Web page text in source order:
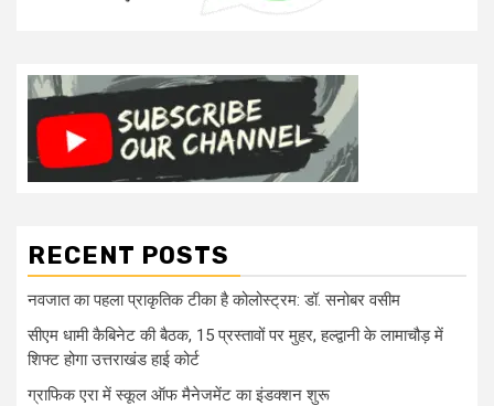
RECENT POSTS
नवजात का पहला प्राकृतिक टीका है कोलोस्ट्रम: डॉ. सनोबर वसीम
सीएम धामी कैबिनेट की बैठक, 15 प्रस्तावों पर मुहर, हल्द्वानी के लामाचौड़ में
शिफ्ट होगा उत्तराखंड हाई कोर्ट
ग्राफिक एरा में स्कूल ऑफ मैनेजमेंट का इंडक्शन शुरू